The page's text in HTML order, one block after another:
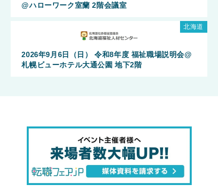
@ハローワーク室蘭 2階会議室
2026年9月6日（日） 令和8年度 福祉職場説明会@
札幌ビューホテル大通公園 地下2階
北海道